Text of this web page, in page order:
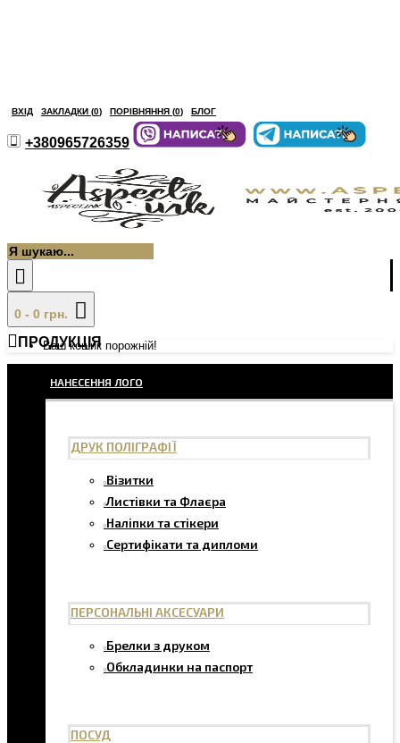
ВХІД ЗАКЛАДКИ (0) ПОРІВНЯННЯ (0) БЛОГ
+380965726359
0 - 0 грн.
Ваш кошик порожній!
ПРОДУКЦІЯ
НАНЕСЕННЯ ЛОГО
ДРУК ПОЛІГРАФІЇ
Візитки
Листівки та Флаєра
Наліпки та стікери
Сертифікати та дипломи
ПЕРСОНАЛЬНІ АКСЕСУАРИ
Брелки з друком
Обкладинки на паспорт
ПОСУД